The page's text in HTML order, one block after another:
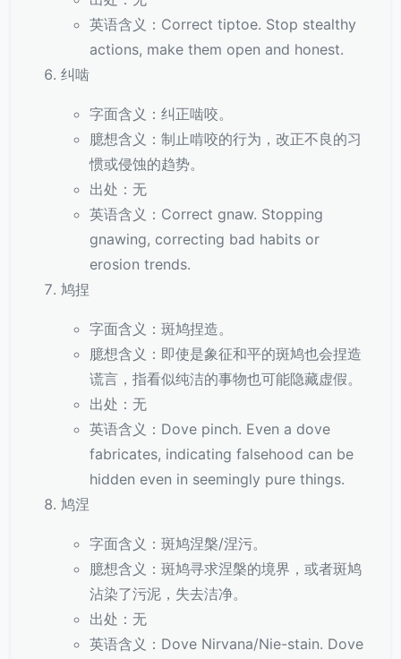
英语含义：Correct tiptoe. Stop stealthy
actions, make them open and honest.
纠啮
字面含义：纠正啮咬。
臆想含义：制止啃咬的行为，改正不良的习
惯或侵蚀的趋势。
出处：无
英语含义：Correct gnaw. Stopping
gnawing, correcting bad habits or
erosion trends.
鸠捏
字面含义：斑鸠捏造。
臆想含义：即使是象征和平的斑鸠也会捏造
谎言，指看似纯洁的事物也可能隐藏虚假。
出处：无
英语含义：Dove pinch. Even a dove
fabricates, indicating falsehood can be
hidden even in seemingly pure things.
鸠涅
字面含义：斑鸠涅槃/涅污。
臆想含义：斑鸠寻求涅槃的境界，或者斑鸠
沾染了污泥，失去洁净。
出处：无
英语含义：Dove Nirvana/Nie-stain. Dove